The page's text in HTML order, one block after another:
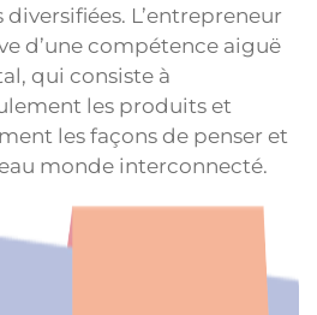
L’entrepreneur
d’une compétence aiguë
qui consiste à
les produits et
les façons de penser et
monde interconnecté.